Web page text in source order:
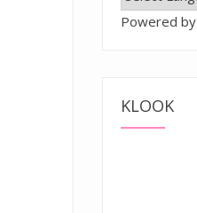
Powered by
KLOOK